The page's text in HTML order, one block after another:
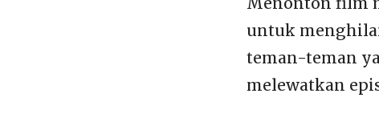
untuk
teman-teman
melewatkan